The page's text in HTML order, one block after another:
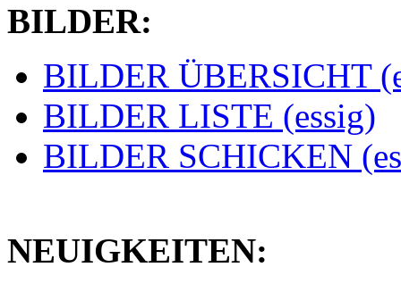
BILDER:
BILDER ÜBERSICHT
BILDER LISTE (essig)
BILDER SCHICKEN
NEUIGKEITEN: